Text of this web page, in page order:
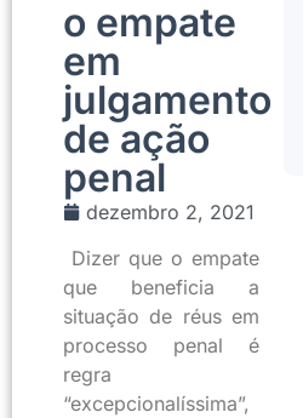
o empate
em
julgamento
de ação
penal
dezembro 2, 2021
Dizer que o empate
que beneficia a
situação de réus em
processo penal é
regra
“excepcionalíssima”,